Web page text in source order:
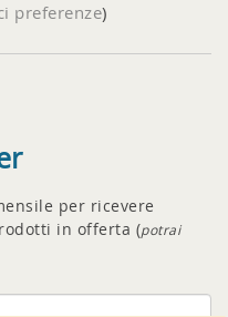
preferenze)
per ricevere
in offerta (potrai